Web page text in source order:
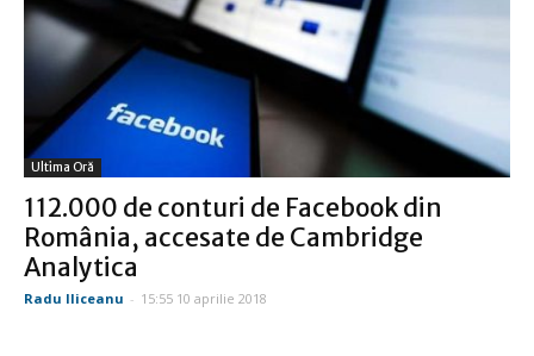
Ultima Oră
112.000 de conturi de Facebook din
România, accesate de Cambridge
Analytica
Radu Iliceanu - 15:55 10 aprilie 2018